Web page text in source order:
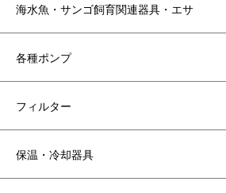
海水魚・サンゴ飼育関連器具・エサ
各種ポンプ
フィルター
保温・冷却器具